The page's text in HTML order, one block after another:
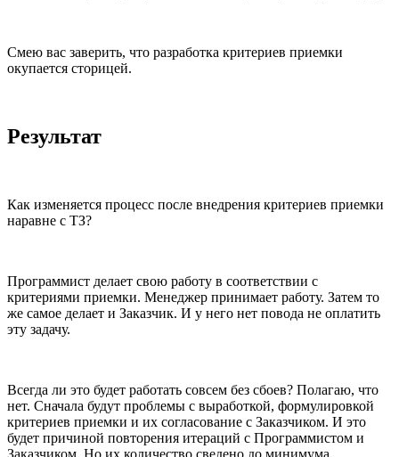
Смею вас заверить, что разработка критериев приемки
окупается сторицей.
Результат
Как изменяется процесс после внедрения критериев приемки
наравне с ТЗ?
Программист делает свою работу в соответствии с
критериями приемки. Менеджер принимает работу. Затем то
же самое делает и Заказчик. И у него нет повода не оплатить
эту задачу.
Всегда ли это будет работать совсем без сбоев? Полагаю, что
нет. Сначала будут проблемы с выработкой, формулировкой
критериев приемки и их согласование с Заказчиком. И это
будет причиной повторения итераций с Программистом и
Заказчиком. Но их количество сведено до минимума.